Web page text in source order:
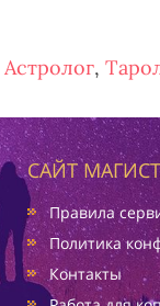
Астролог,
САЙТ
Правила
Политика
Контакты